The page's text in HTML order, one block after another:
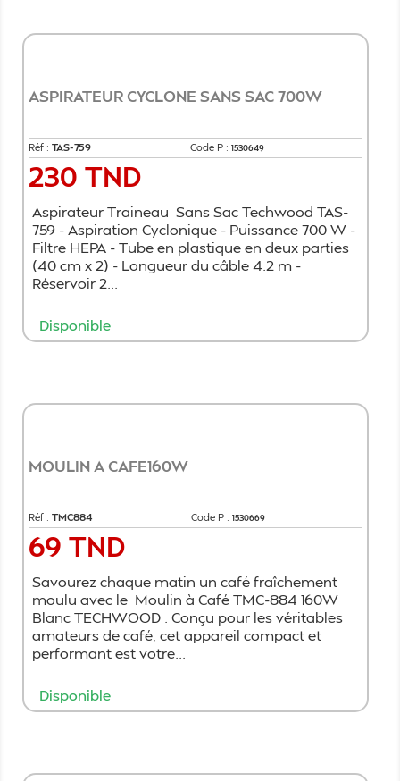
ASPIRATEUR CYCLONE SANS SAC 700W
Réf : TAS-759 Code P : 1530649
Prix
230 TND
Aspirateur Traineau Sans Sac Techwood TAS-
759 - Aspiration Cyclonique - Puissance 700 W -
Filtre HEPA - Tube en plastique en deux parties
(40 cm x 2) - Longueur du câble 4.2 m -
Réservoir 2...
Disponible
MOULIN A CAFE160W
Réf : TMC884 Code P : 1530669
Prix
69 TND
Savourez chaque matin un café fraîchement
moulu avec le Moulin à Café TMC-884 160W
Blanc TECHWOOD . Conçu pour les véritables
amateurs de café, cet appareil compact et
performant est votre...
Disponible